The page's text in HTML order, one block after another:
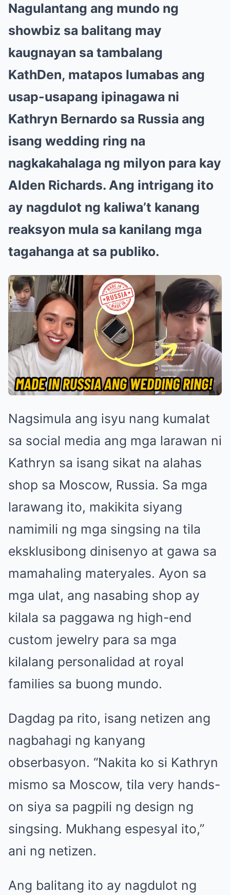
Nagulantang ang mundo ng
showbiz sa balitang may
kaugnayan sa tambalang
KathDen, matapos lumabas ang
usap-usapang ipinagawa ni
Kathryn Bernardo sa Russia ang
isang wedding ring na
nagkakahalaga ng milyon para kay
Alden Richards. Ang intrigang ito
ay nagdulot ng kaliwa’t kanang
reaksyon mula sa kanilang mga
tagahanga at sa publiko.
Nagsimula ang isyu nang kumalat
sa social media ang mga larawan ni
Kathryn sa isang sikat na alahas
shop sa Moscow, Russia. Sa mga
larawang ito, makikita siyang
namimili ng mga singsing na tila
eksklusibong dinisenyo at gawa sa
mamahaling materyales. Ayon sa
mga ulat, ang nasabing shop ay
kilala sa paggawa ng high-end
custom jewelry para sa mga
kilalang personalidad at royal
families sa buong mundo.
Dagdag pa rito, isang netizen ang
nagbahagi ng kanyang
obserbasyon. “Nakita ko si Kathryn
mismo sa Moscow, tila very hands-
on siya sa pagpili ng design ng
singsing. Mukhang espesyal ito,”
ani ng netizen.
Ang balitang ito ay nagdulot ng